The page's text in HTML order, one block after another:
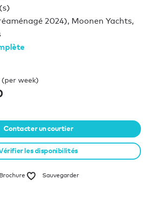
2024), Moonen Yachts,
week)
Contacter un courtier
les disponibilités
Brochure Sauvegarder